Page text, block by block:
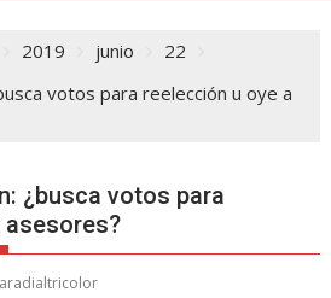
2019 junio
22
votos para reelección u oye a
¿busca votos para
asesores?